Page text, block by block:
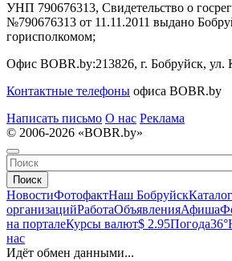
УНП 790676313, Свидетельство о
№790676313 от 11.11.2011 выдано
горисполкомом;
Офис BOBR.by:213826, г. Бобруйск,
Контактные телефоны офиса BOBR.by
Написать письмо О нас Реклама
© 2006-2026 «BOBR.by»
Поиск
НовостиФотофактНаш БобруйскКаталог
организацийРаботаОбъявленияАфиша
на порталеКурсы валют$ 2.95Погода36°
нас
Идёт обмен данными...